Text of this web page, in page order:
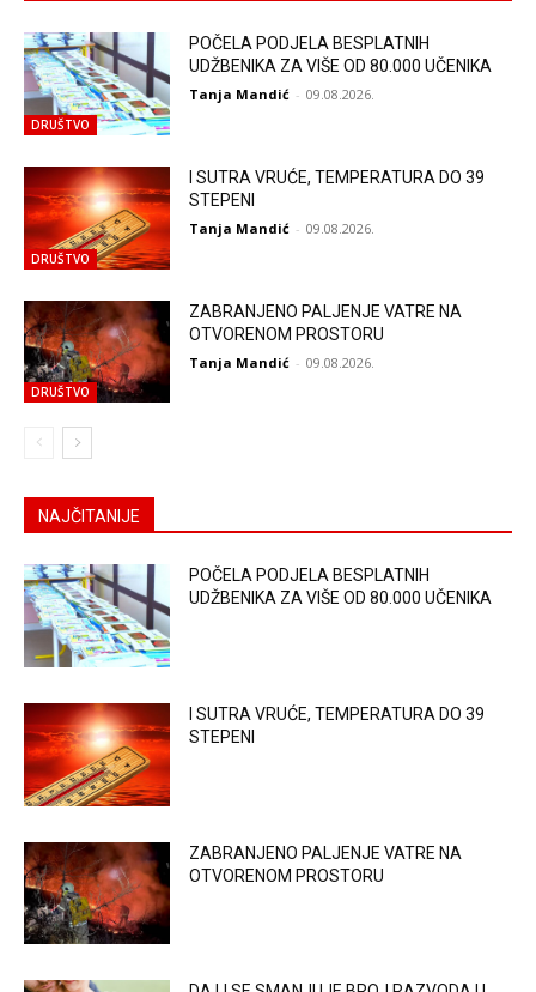
DRUŠTVO
POČELA PODJELA BESPLATNIH
UDŽBENIKA ZA VIŠE OD 80.000 UČENIKA
Tanja Mandić - 09.08.2026.
DRUŠTVO
I SUTRA VRUĆE, TEMPERATURA DO 39
STEPENI
Tanja Mandić - 09.08.2026.
DRUŠTVO
ZABRANJENO PALJENJE VATRE NA
OTVORENOM PROSTORU
Tanja Mandić - 09.08.2026.
NAJČITANIJE
POČELA PODJELA BESPLATNIH
UDŽBENIKA ZA VIŠE OD 80.000 UČENIKA
I SUTRA VRUĆE, TEMPERATURA DO 39
STEPENI
ZABRANJENO PALJENJE VATRE NA
OTVORENOM PROSTORU